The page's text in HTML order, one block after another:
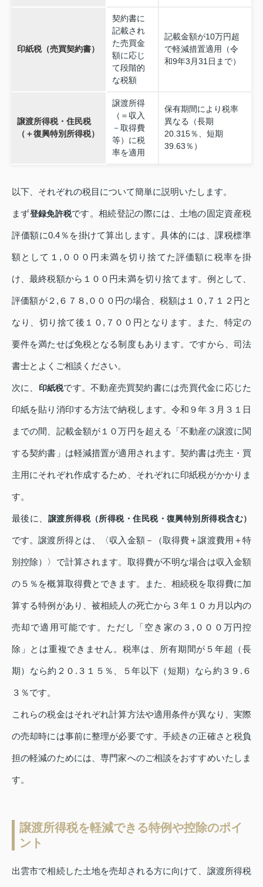
印紙税（売買契約書）
契約書に
記載され
た売買金
額に応じ
て段階的
な税額
記載金額が10万円超
で軽減措置適用（令
和9年3月31日まで）
譲渡所得税・住民税
（＋復興特別所得税）
譲渡所得
（＝収入
－取得費
等）に税
率を適用
保有期間により税率
異なる（長期
20.315％、短期
39.63％）
以下、それぞれの税目について簡単に説明いたします。
まず登録免許税です。相続登記の際には、土地の固定資産税
評価額に0.4％を掛けて算出します。具体的には、課税標準
額として１,０００円未満を切り捨てた評価額に税率を掛
け、最終税額から１００円未満を切り捨てます。例として、
評価額が２,６７８,０００円の場合、税額は１０,７１２円と
なり、切り捨て後１０,７００円となります。また、特定の
要件を満たせば免税となる制度もあります。ですから、司法
書士とよくご相談ください。
次に、 印紙税です。不動産売買契約書には売買代金に応じた
印紙を貼り消印する方法で納税します。令和９年３月３１日
までの間、記載金額が１０万円を超える「不動産の譲渡に関
する契約書」は軽減措置が適用されます。契約書は売主・買
主用にそれぞれ作成するため、それぞれに印紙税がかかりま
す。
最後に、 譲渡所得税（所得税・住民税・復興特別所得税含む）
です。譲渡所得とは、〈収入金額－（取得費＋譲渡費用＋特
別控除）〉で計算されます。取得費が不明な場合は収入金額
の５％を概算取得費とできます。また、相続税を取得費に加
算する特例があり、被相続人の死亡から３年１０カ月以内の
売却で適用可能です。ただし「空き家の３,０００万円控
除」とは重複できません。税率は、所有期間が５年超（長
期）なら約２０.３１５％、５年以下（短期）なら約３９.６
３％です。
これらの税金はそれぞれ計算方法や適用条件が異なり、実際
の売却時には事前に整理が必要です。手続きの正確さと税負
担の軽減のためには、専門家へのご相談をおすすめいたしま
す。
譲渡所得税を軽減できる特例や控除のポイ
ント
出雲市で相続した土地を売却される方に向けて、譲渡所得税